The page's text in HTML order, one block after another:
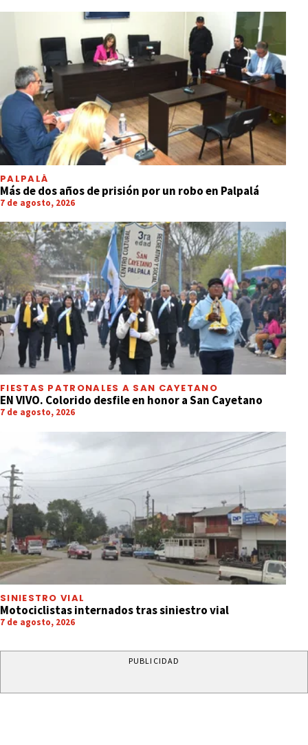
PALPALÁ
Más de dos años de prisión por un robo en Palpalá
7 de agosto, 2026
FIESTAS PATRONALES A SAN CAYETANO
EN VIVO. Colorido desfile en honor a San Cayetano
7 de agosto, 2026
SINIESTRO VIAL
Motociclistas internados tras siniestro vial
7 de agosto, 2026
PUBLICIDAD